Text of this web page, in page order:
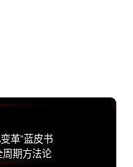
革”蓝皮书
周期方法论